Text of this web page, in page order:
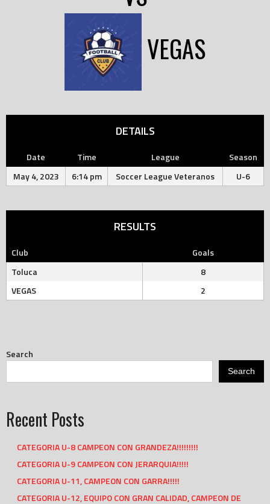
VEGAS
DETAILS
Date Time League
Season
May 4, 2023
6:14 pm Soccer League Veteranos U-6
RESULTS
Club
Goals
Toluca
8
VEGAS
2
Search
Search
Recent Posts
CATEGORIA U-8 CAMPEON CON GRANDEZA!!!!!!!!!
CATEGORIA U-9 CAMPEON CON JERARQUIA!!!!!
CATEGORIA U-11, CAMPEON CON GARRA!!!!!
CATEGORIA U-12, EQUIPO CON GRAN CALIDAD, CAMPEON DE